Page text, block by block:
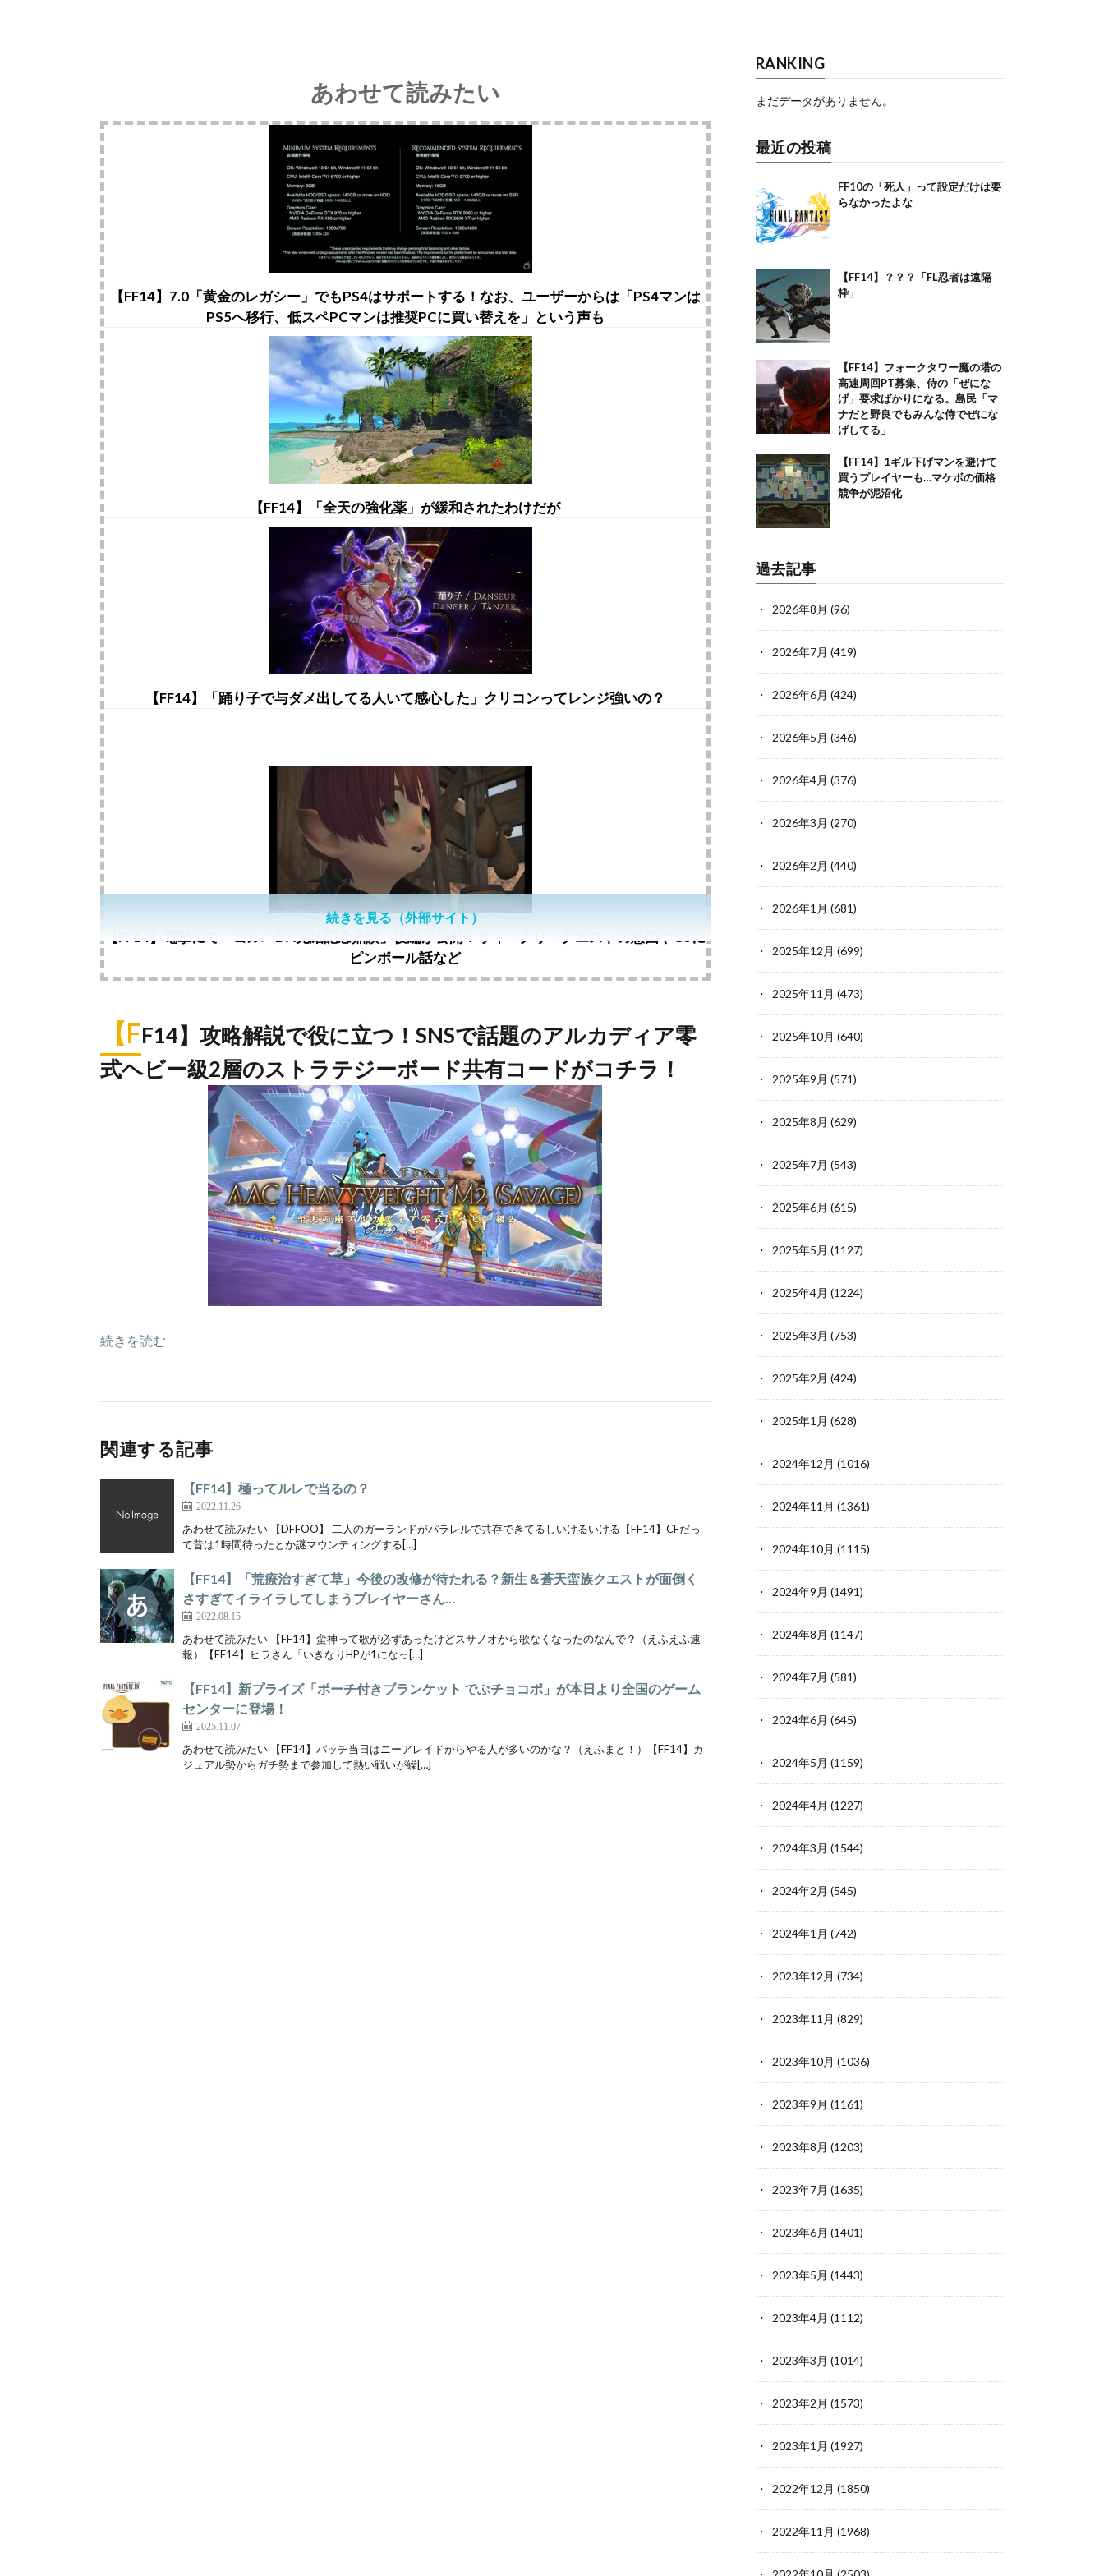
あわせて読みたい
【FF14】7.0「黄金のレガシー」でもPS4はサポートする！なお、ユーザーからは「PS4マンは
PS5へ移行、低スペPCマンは推奨PCに買い替えを」という声も
【FF14】「全天の強化薬」が緩和されたわけだが
【FF14】「踊り子で与ダメ出してる人いて感心した」クリコンってレンジ強いの？
ピンボール話など
【FF14】攻略解説で役に立つ！SNSで話題のアルカディア零
式ヘビー級2層のストラテジーボード共有コードがコチラ！
続きを読む
続きを見る（外部サイト）
関連する記事
【FF14】極ってルレで当るの？
2022.11.26
あわせて読みたい 【DFFOO】 二人のガーランドがパラレルで共存できてるしいけるいける【FF14】CFだっ
て昔は1時間待ったとか謎マウンティングする[…]
【FF14】「荒療治すぎて草」今後の改修が待たれる？新生＆蒼天蛮族クエストが面倒く
さすぎてイライラしてしまうプレイヤーさん…
2022.08.15
あわせて読みたい 【FF14】蛮神って歌が必ずあったけどスサノオから歌なくなったのなんで？（えふえふ速
報）【FF14】ヒラさん「いきなりHPが1になっ[…]
【FF14】新プライズ「ポーチ付きブランケット でぶチョコボ」が本日より全国のゲーム
センターに登場！
2025.11.07
あわせて読みたい 【FF14】パッチ当日はニーアレイドからやる人が多いのかな？（えふまと！）【FF14】カ
ジュアル勢からガチ勢まで参加して熱い戦いが繰[…]
RANKING
まだデータがありません。
最近の投稿
FF10の「死人」って設定だけは要
らなかったよな
【FF14】？？？「FL忍者は遠隔
枠」
【FF14】フォークタワー魔の塔の
高速周回PT募集、侍の「ぜにな
げ」要求ばかりになる。島民「マ
ナだと野良でもみんな侍でぜにな
げしてる」
【FF14】1ギル下げマンを避けて
買うプレイヤーも…マケボの価格
競争が泥沼化
過去記事
2026年8月 (96)
2026年7月 (419)
2026年6月 (424)
2026年5月 (346)
2026年4月 (376)
2026年3月 (270)
2026年2月 (440)
2026年1月 (681)
2025年12月 (699)
2025年11月 (473)
2025年10月 (640)
2025年9月 (571)
2025年8月 (629)
2025年7月 (543)
2025年6月 (615)
2025年5月 (1127)
2025年4月 (1224)
2025年3月 (753)
2025年2月 (424)
2025年1月 (628)
2024年12月 (1016)
2024年11月 (1361)
2024年10月 (1115)
2024年9月 (1491)
2024年8月 (1147)
2024年7月 (581)
2024年6月 (645)
2024年5月 (1159)
2024年4月 (1227)
2024年3月 (1544)
2024年2月 (545)
2024年1月 (742)
2023年12月 (734)
2023年11月 (829)
2023年10月 (1036)
2023年9月 (1161)
2023年8月 (1203)
2023年7月 (1635)
2023年6月 (1401)
2023年5月 (1443)
2023年4月 (1112)
2023年3月 (1014)
2023年2月 (1573)
2023年1月 (1927)
2022年12月 (1850)
2022年11月 (1968)